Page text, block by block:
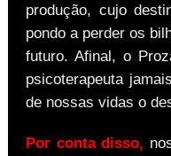
produção, cujo
pondo a perder os
futuro. Afinal, o
psicoterapeuta
de nossas vidas o
Por conta disso,